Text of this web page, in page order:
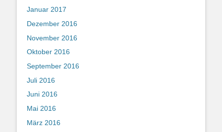
Januar 2017
Dezember 2016
November 2016
Oktober 2016
September 2016
Juli 2016
Juni 2016
Mai 2016
März 2016